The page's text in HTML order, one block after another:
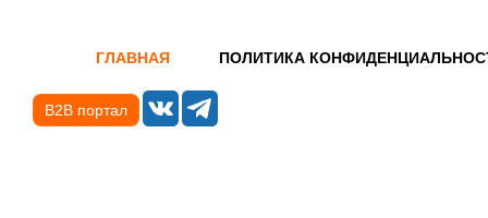
ГЛАВНАЯ ПОЛИТИКА
B2B портал